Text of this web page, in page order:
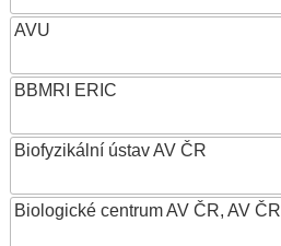
AVU
BBMRI ERIC
Biofyzikální ústav AV ČR
Biologické centrum AV ČR, AV ČR